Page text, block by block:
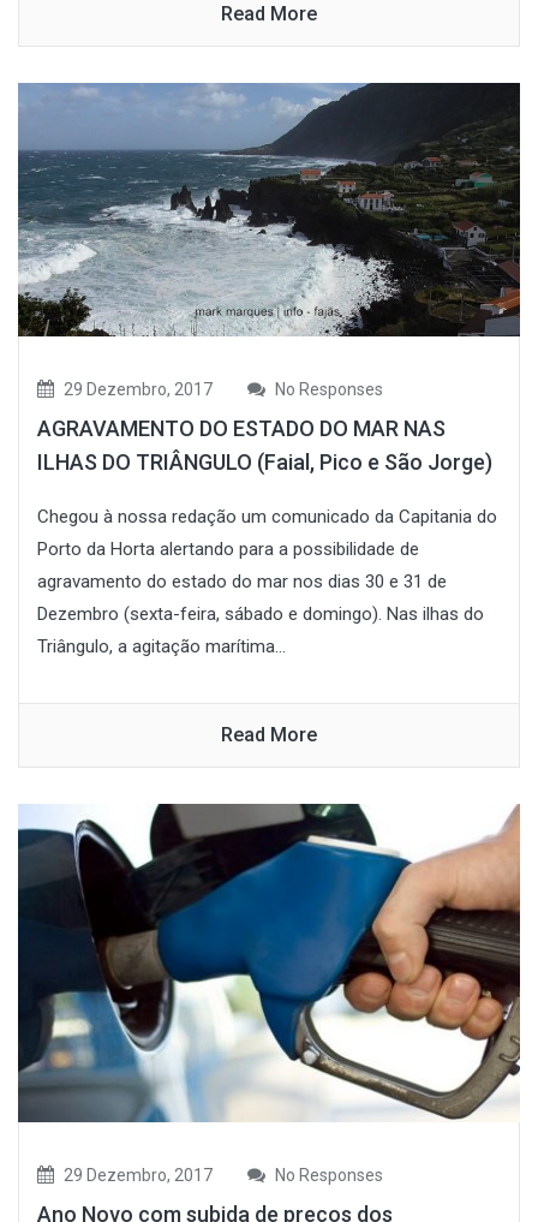
Read More
29 Dezembro, 2017 No Responses
AGRAVAMENTO DO ESTADO DO MAR NAS
ILHAS DO TRIÂNGULO (Faial, Pico e São Jorge)
Chegou à nossa redação um comunicado da Capitania do
Porto da Horta alertando para a possibilidade de
agravamento do estado do mar nos dias 30 e 31 de
Dezembro (sexta-feira, sábado e domingo). Nas ilhas do
Triângulo, a agitação marítima...
Read More
29 Dezembro, 2017 No Responses
Ano Novo com subida de preços dos